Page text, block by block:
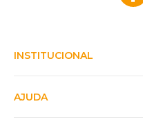
INSTITUCIONAL
AJUDA